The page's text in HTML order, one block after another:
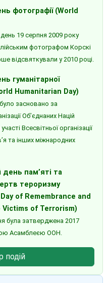
фотографії (World
19 серпня 2009 року
фотографом Корскі
відсвяткували у 2010 році.
гуманітарної
Humanitarian Day)
засновано за
Об’єднаних Націй
Всесвітньої організації
та інших міжнародних
пам’яті та
тероризму
of Remembrance and
of Terrorism)
була затверджена 2017
Асамблеєю ООН.
подій